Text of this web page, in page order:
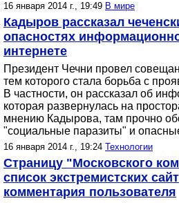
16 января 2014 г., 19:49 В мире
Кадыров рассказал
опасностях
интернете
Президент Чечни провел
тем которого стала борьба с
В частности, он рассказал об
которая развернулась на
мнению Кадырова, там прочно
"социальные паразиты" и
16 января 2014 г., 19:24 Технологии
Страницу "Московского
список экстремистских
комментария пользователя